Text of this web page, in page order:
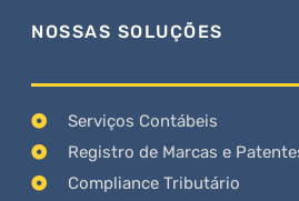
NOSSAS SOLUÇÕES
Serviços Contábeis
Registro de Marcas e
Compliance Tributário